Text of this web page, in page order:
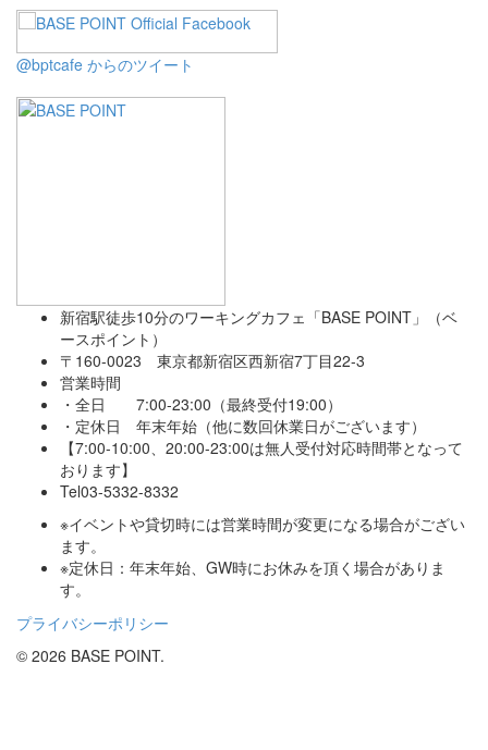
@bptcafe からのツイート
新宿駅徒歩10分のワーキングカフェ「BASE POINT」（ベ
ースポイント）
〒160-0023 東京都新宿区西新宿7丁目22-3
営業時間
・全日 7:00-23:00（最終受付19:00）
・定休日 年末年始（他に数回休業日がございます）
【7:00-10:00、20:00-23:00は無人受付対応時間帯となって
おります】
Tel03-5332-8332
※イベントや貸切時には営業時間が変更になる場合がござい
ます。
※定休日：年末年始、GW時にお休みを頂く場合がありま
す。
プライバシーポリシー
© 2026 BASE POINT.